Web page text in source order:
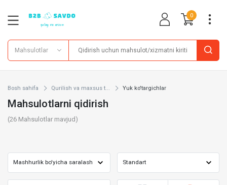
0
Mahsulotlar
Bosh sahifa Qurilish va maxsus t... Yuk ko'targichlar
Mahsulotlarni qidirish
(26 Mahsulotlar mavjud)